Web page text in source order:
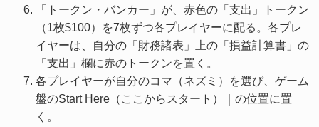
「トークン・バンカー」が、赤色の「支出」トークン
（1枚$100）を7枚ずつ各プレイヤーに配る。各プレ
イヤーは、自分の「財務諸表」上の「損益計算書」の
「支出」欄に赤のトークンを置く。
各プレイヤーが自分のコマ（ネズミ）を選び、ゲーム
盤のStart Here（ここからスタート）｜の位置に置
く。